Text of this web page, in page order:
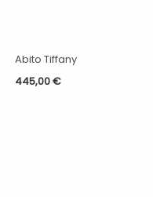
Abito Tiffany
445,00€